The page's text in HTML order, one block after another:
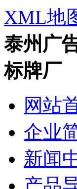
XML地
泰州广
标牌厂
网站
企业
新闻